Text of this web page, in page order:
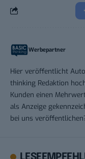
Werbepartner
Hier veröffentlicht
thinking Redaktion
Kunden einen
als Anzeige
bei uns